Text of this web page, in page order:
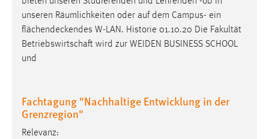
unseren Räumlichkeiten oder auf dem Campus- ein
flächendeckendes W-LAN. Historie 01.10.20 Die Fakultät
Betriebswirtschaft wird zur WEIDEN BUSINESS SCHOOL
und
Fachtagung "Nachhaltige Entwicklung in der
Grenzregion"
Relevanz:
Name:
_pk_ref, _pk_cvar, _pk_id, _pk_ses
Max. 13 Monate